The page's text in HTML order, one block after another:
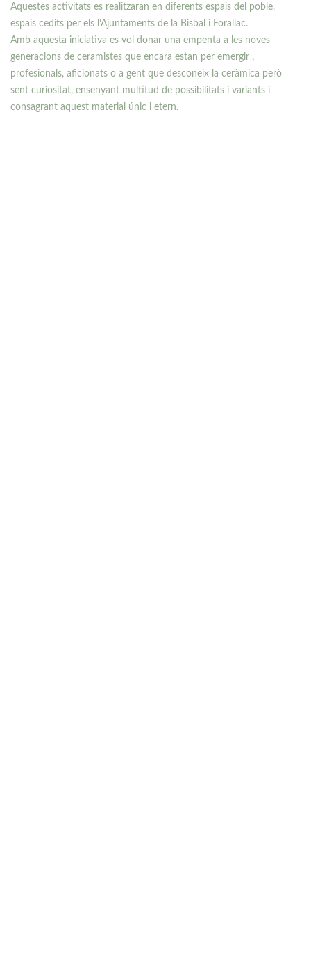
Aquestes activitats es realitzaran en diferents espais del poble,
espais cedits per els l’Ajuntaments de la Bisbal i Forallac.
Amb aquesta iniciativa es vol donar una empenta a les noves
generacions de ceramistes que encara estan per emergir ,
profesionals, aficionats o a gent que desconeix la ceràmica però
sent curiositat, ensenyant multitud de possibilitats i variants i
consagrant aquest material únic i etern.